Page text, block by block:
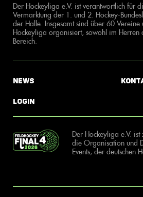
Der Hockeyliga e.V. ist verantwortlich für
Vermarktung der 1. und 2. Hockey-
der Halle. Insgesamt sind über 60
Hockeyliga organisiert, sowohl im Herren
Bereich.
News
Login
Der Hockeyliga e.V.
die Organisation und
Events, der deutschen